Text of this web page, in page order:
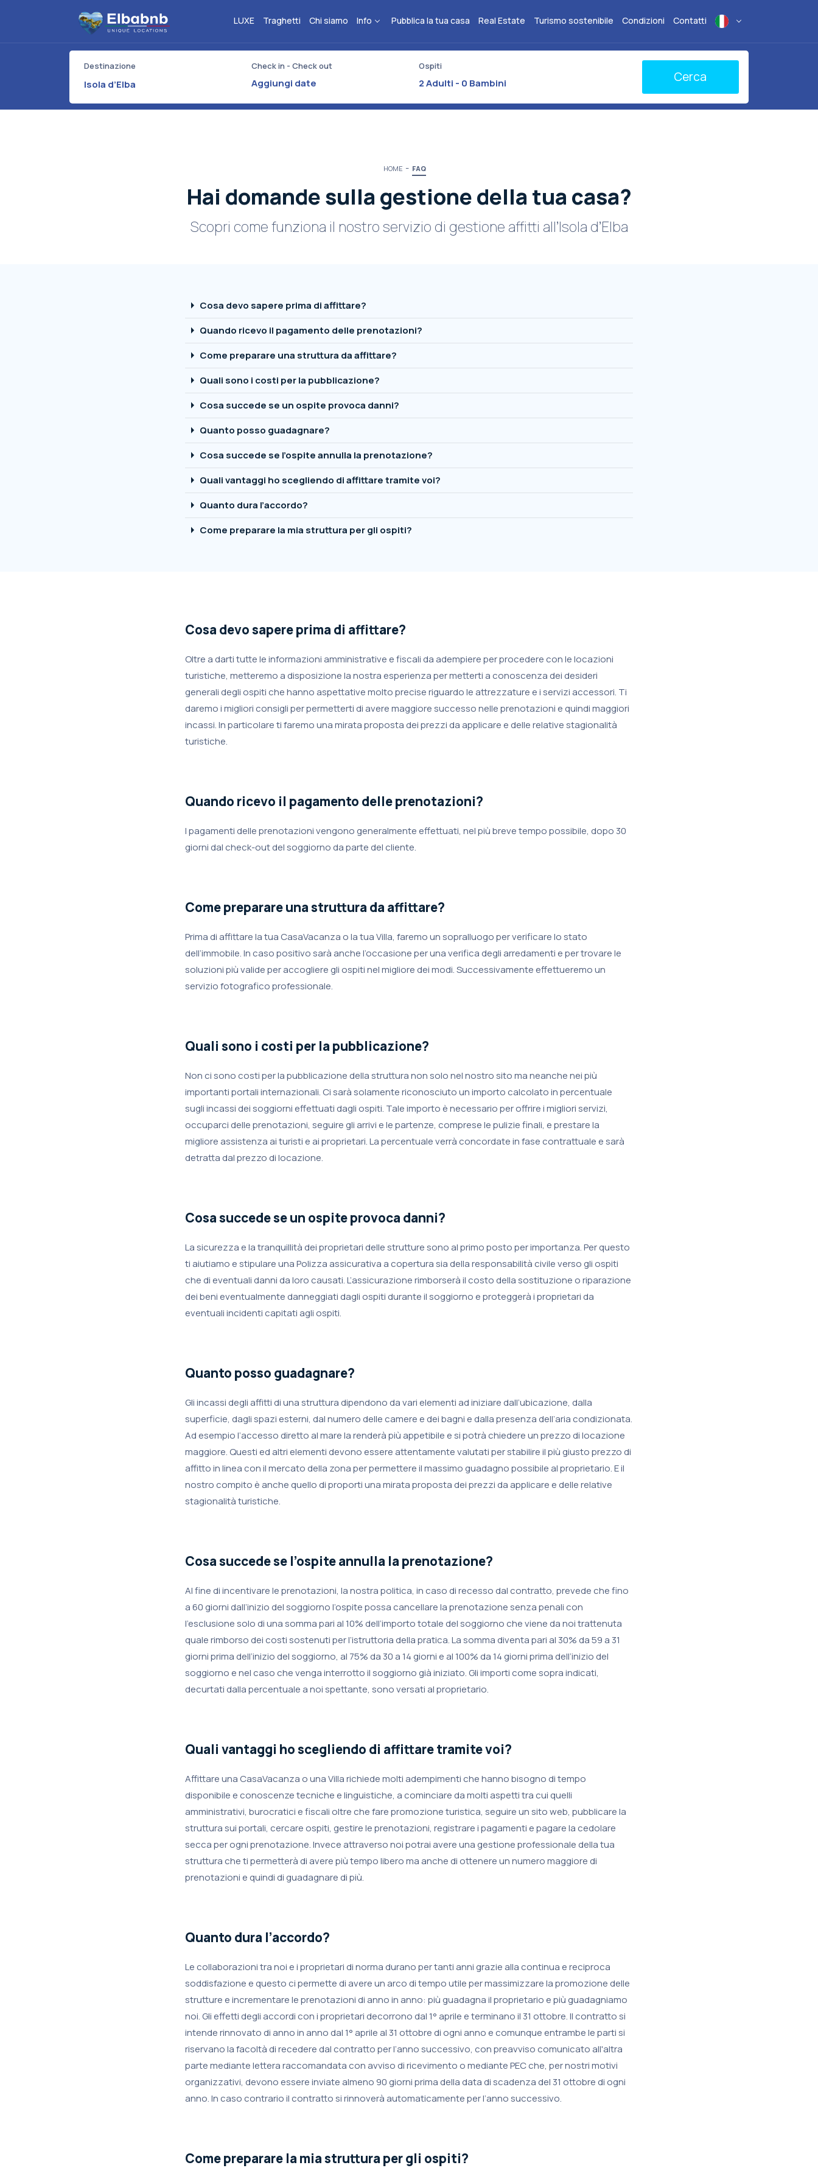
LUXE Traghetti Chi siamo Info Pubblica la tua casa Real Estate Turismo sostenibile Condizioni Contatti
Destinazione
Isola d’Elba
Check in - Check out Ospiti
2Adulti - 0 Bambini Cerca
HOME FAQ
Hai domande sulla gestione della tua casa?
Scopri come funziona il nostro servizio di gestione affitti all’Isola d’Elba
arrow_right Cosa devo sapere prima di affittare?
arrow_right Quando ricevo il pagamento delle prenotazioni?
arrow_right Come preparare una struttura da affittare?
arrow_right Quali sono i costi per la pubblicazione?
arrow_right Cosa succede se un ospite provoca danni?
arrow_right Quanto posso guadagnare?
arrow_right Cosa succede se l’ospite annulla la prenotazione?
arrow_right Quali vantaggi ho scegliendo di affittare tramite voi?
arrow_right Quanto dura l’accordo?
arrow_right Come preparare la mia struttura per gli ospiti?
Cosa devo sapere prima di affittare?
Oltre a darti tutte le informazioni amministrative e fiscali da adempiere per procedere con le locazioni
turistiche, metteremo a disposizione la nostra esperienza per metterti a conoscenza dei desideri
generali degli ospiti che hanno aspettative molto precise riguardo le attrezzature e i servizi accessori. Ti
daremo i migliori consigli per permetterti di avere maggiore successo nelle prenotazioni e quindi maggiori
incassi. In particolare ti faremo una mirata proposta dei prezzi da applicare e delle relative stagionalità
turistiche.
Quando ricevo il pagamento delle prenotazioni?
I pagamenti delle prenotazioni vengono generalmente effettuati, nel più breve tempo possibile, dopo 30
giorni dal check-out del soggiorno da parte del cliente.
Come preparare una struttura da affittare?
Prima di affittare la tua CasaVacanza o la tua Villa, faremo un sopralluogo per verificare lo stato
dell’immobile. In caso positivo sarà anche l’occasione per una verifica degli arredamenti e per trovare le
soluzioni più valide per accogliere gli ospiti nel migliore dei modi. Successivamente effettueremo un
servizio fotografico professionale.
Quali sono i costi per la pubblicazione?
Non ci sono costi per la pubblicazione della struttura non solo nel nostro sito ma neanche nei più
importanti portali internazionali. Ci sarà solamente riconosciuto un importo calcolato in percentuale
sugli incassi dei soggiorni effettuati dagli ospiti. Tale importo è necessario per offrire i migliori servizi,
occuparci delle prenotazioni, seguire gli arrivi e le partenze, comprese le pulizie finali, e prestare la
migliore assistenza ai turisti e ai proprietari. La percentuale verrà concordate in fase contrattuale e sarà
detratta dal prezzo di locazione.
Cosa succede se un ospite provoca danni?
La sicurezza e la tranquillità dei proprietari delle strutture sono al primo posto per importanza. Per questo
ti aiutiamo e stipulare una Polizza assicurativa a copertura sia della responsabilità civile verso gli ospiti
che di eventuali danni da loro causati. L’assicurazione rimborserà il costo della sostituzione o riparazione
dei beni eventualmente danneggiati dagli ospiti durante il soggiorno e proteggerà i proprietari da
eventuali incidenti capitati agli ospiti.
Quanto posso guadagnare?
Gli incassi degli affitti di una struttura dipendono da vari elementi ad iniziare dall’ubicazione, dalla
superficie, dagli spazi esterni, dal numero delle camere e dei bagni e dalla presenza dell’aria condizionata.
Ad esempio l’accesso diretto al mare la renderà più appetibile e si potrà chiedere un prezzo di locazione
maggiore. Questi ed altri elementi devono essere attentamente valutati per stabilire il più giusto prezzo di
affitto in linea con il mercato della zona per permettere il massimo guadagno possibile al proprietario. E il
nostro compito è anche quello di proporti una mirata proposta dei prezzi da applicare e delle relative
stagionalità turistiche.
Cosa succede se l’ospite annulla la prenotazione?
Al fine di incentivare le prenotazioni, la nostra politica, in caso di recesso dal contratto, prevede che fino
a 60 giorni dall’inizio del soggiorno l’ospite possa cancellare la prenotazione senza penali con
l’esclusione solo di una somma pari al 10% dell’importo totale del soggiorno che viene da noi trattenuta
quale rimborso dei costi sostenuti per l’istruttoria della pratica. La somma diventa pari al 30% da 59 a 31
giorni prima dell’inizio del soggiorno, al 75% da 30 a 14 giorni e al 100% da 14 giorni prima dell’inizio del
soggiorno e nel caso che venga interrotto il soggiorno già iniziato. Gli importi come sopra indicati,
decurtati dalla percentuale a noi spettante, sono versati al proprietario.
Quali vantaggi ho scegliendo di affittare tramite voi?
Affittare una CasaVacanza o una Villa richiede molti adempimenti che hanno bisogno di tempo
disponibile e conoscenze tecniche e linguistiche, a cominciare da molti aspetti tra cui quelli
amministrativi, burocratici e fiscali oltre che fare promozione turistica, seguire un sito web, pubblicare la
struttura sui portali, cercare ospiti, gestire le prenotazioni, registrare i pagamenti e pagare la cedolare
secca per ogni prenotazione. Invece attraverso noi potrai avere una gestione professionale della tua
struttura che ti permetterà di avere più tempo libero ma anche di ottenere un numero maggiore di
prenotazioni e quindi di guadagnare di più.
Quanto dura l’accordo?
Le collaborazioni tra noi e i proprietari di norma durano per tanti anni grazie alla continua e reciproca
soddisfazione e questo ci permette di avere un arco di tempo utile per massimizzare la promozione delle
strutture e incrementare le prenotazioni di anno in anno: più guadagna il proprietario e più guadagniamo
noi. Gli effetti degli accordi con i proprietari decorrono dal 1° aprile e terminano il 31 ottobre. Il contratto si
intende rinnovato di anno in anno dal 1° aprile al 31 ottobre di ogni anno e comunque entrambe le parti si
riservano la facoltà di recedere dal contratto per l’anno successivo, con preavviso comunicato all'altra
parte mediante lettera raccomandata con avviso di ricevimento o mediante PEC che, per nostri motivi
organizzativi, devono essere inviate almeno 90 giorni prima della data di scadenza del 31 ottobre di ogni
anno. In caso contrario il contratto si rinnoverà automaticamente per l’anno successivo.
Come preparare la mia struttura per gli ospiti?